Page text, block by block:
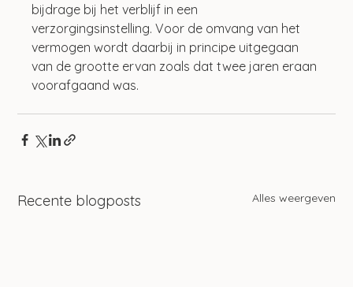
bijdrage bij het verblijf in een
verzorgingsinstelling. Voor de omvang van het
vermogen wordt daarbij in principe uitgegaan
van de grootte ervan zoals dat twee jaren eraan
voorafgaand was.
Recente blogposts Alles weergeven